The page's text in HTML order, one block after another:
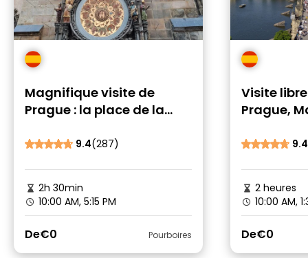
Magnifique visite de
Prague : la place de la
l'horloge Astron et bien
9.4(287)
2h 30min
10:00 AM, 5:15 PM
De€0 Pourboires
Visite
Prague,
9.4
2 heures
10:00 AM,
De€0